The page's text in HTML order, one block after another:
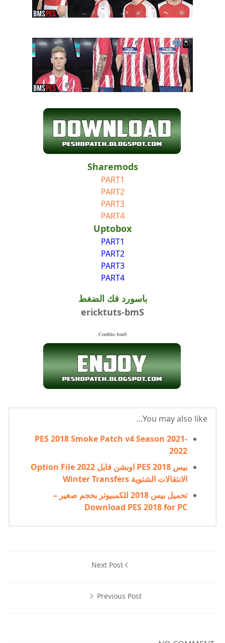
Sharemods
PART1
PART2
PART3
PART4
Uptobox
PART1
PART2
PART3
PART4
باسورد فك الضغط
ericktuts-bmS
Credits: bmS
You may also like...
PES 2018 Smoke Patch v4 Season 2021-
2022
بيس 2018 PES اوبشن فايل 2022 Option File
الانتقالات الشتوية Winter Transfers
تحميل بيس 2018 للكمبيوتر بحجم صغير –
Download PES 2018 for PC
Next Post
Previous Post